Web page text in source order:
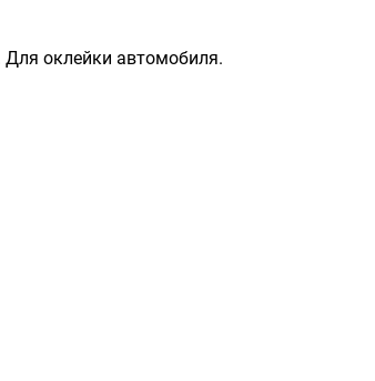
Для оклейки автомобиля.